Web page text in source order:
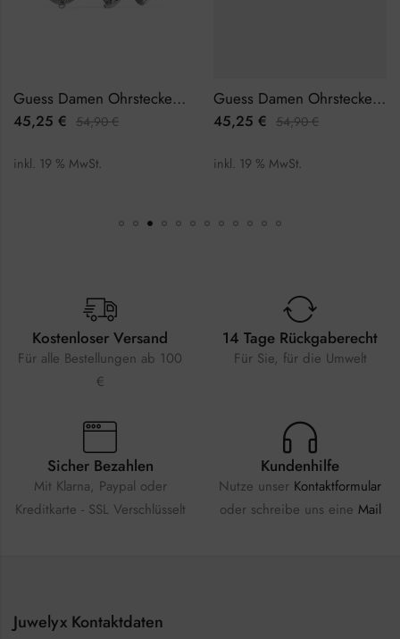
Guess Damen Ohrstecker JUBE02172JWRHTU
45,25 € 54,90€
inkl. 19 % MwSt.
Guess Damen Ohrstecker JUBE03237JWRHTU
45,25 € 54,90€
inkl. 19 % MwSt.
Kostenloser Versand
Für alle Bestellungen ab 100
€
14 Tage Rückgaberecht
Für Sie, für die Umwelt
Sicher Bezahlen
Mit Klarna, Paypal oder
Kreditkarte - SSL Verschlüsselt
Kundenhilfe
Nutze unser Kontaktformular
oder schreibe uns eine Mail
Juwelyx Kontaktdaten